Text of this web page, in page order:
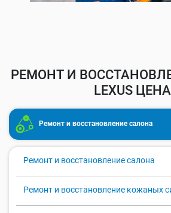
РЕМОНТ И
LEXUS
Ремонт и восстановление салона
Ремонт и восстановление салона
Ремонт и восстановление кожаных